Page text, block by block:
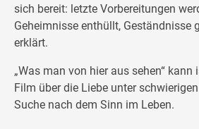
sich bereit: letzte Vorbereitungen
Geheimnisse enthüllt, Geständnisse
erklärt.
„Was man von hier aus sehen“
Film über die Liebe unter
Suche nach dem Sinn im Leben.